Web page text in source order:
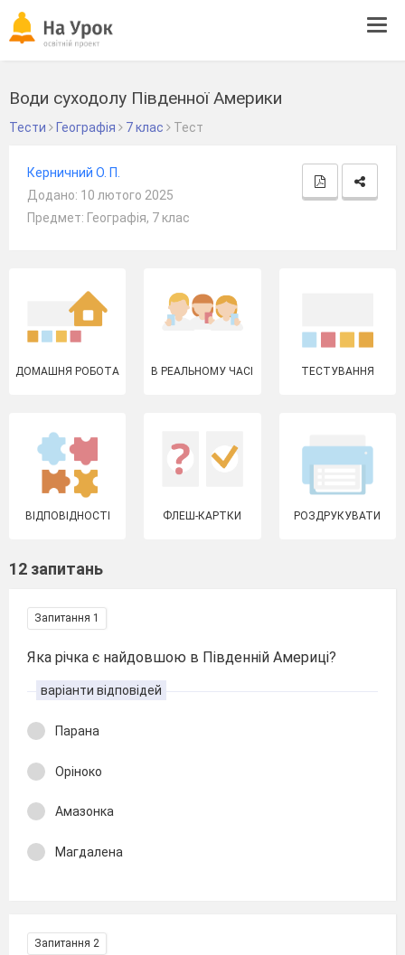
Води суходолу Південної Америки
Тести Географія 7 клас Тест
Керничний О. П.
Додано: 10 лютого 2025
Предмет: Географія, 7 клас
ДОМАШНЯ РОБОТА В РЕАЛЬНОМУ ЧАСІ ТЕСТУВАННЯ
ВІДПОВІДНОСТІ ФЛЕШ-КАРТКИ РОЗДРУКУВАТИ
12 запитань
Запитання 1
Яка річка є найдовшою в Південній Америці?
варіанти відповідей
Парана
Оріноко
Амазонка
Магдалена
Запитання 2